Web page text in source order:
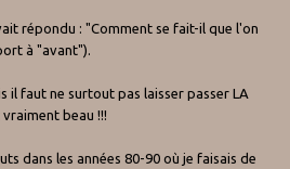
répondu : "Comment se fait-il que l'on
à "avant").
il faut ne surtout pas laisser passer LA
beau !!!
dans les années 80-90 où je faisais de